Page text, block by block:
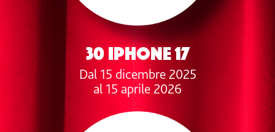
30 iPhone 17
Dal 15 dicembre 2025
al 15 aprile 2026